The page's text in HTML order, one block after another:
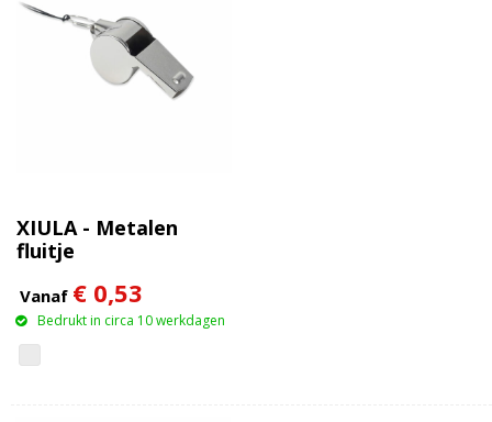
XIULA - Metalen
fluitje
Vanaf € 0,53
Bedrukt in circa 10 werkdagen